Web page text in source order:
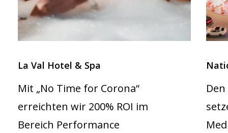
La Val Hotel & Spa
Mit „No Time for Corona“
erreichten wir 200% ROI im
Bereich Performance